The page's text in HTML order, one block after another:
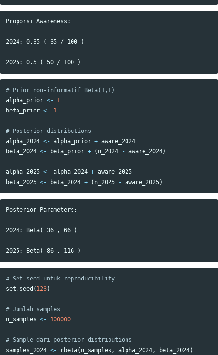
Proporsi Awareness:
2024: 0.35 ( 35 / 100 )
# Prior non-informatif Beta(1,1)
alpha_prior <-
1
beta_prior <- 1
# Posterior distributions
alpha_2024 <- alpha_prior + aware_2024
beta_2024 <- beta_prior + ( n_2024 - aware_2024)
alpha_2025 <- alpha_2024 + aware_2025
beta_2025 <- beta_2024 + ( n_2025 - aware_2025)
Posterior Parameters:
2024: Beta( 36 , 66 )
# Set seed untuk reproducibility
set.seed ( 123)
# Jumlah samples
n_samples <- 100000
# Sample dari posterior distributions
samples_2024 <- rbeta( n_samples , alpha_2024, beta_2024)